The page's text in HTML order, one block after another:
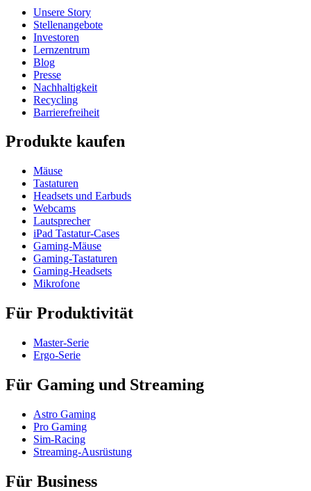
Unsere Story
Stellenangebote
Investoren
Lernzentrum
Blog
Presse
Nachhaltigkeit
Recycling
Barrierefreiheit
Produkte kaufen
Mäuse
Tastaturen
Headsets und Earbuds
Webcams
Lautsprecher
iPad Tastatur-Cases
Gaming-Mäuse
Gaming-Tastaturen
Gaming-Headsets
Mikrofone
Für Produktivität
Master-Serie
Ergo-Serie
Für Gaming und Streaming
Astro Gaming
Pro Gaming
Sim-Racing
Streaming-Ausrüstung
Für Business